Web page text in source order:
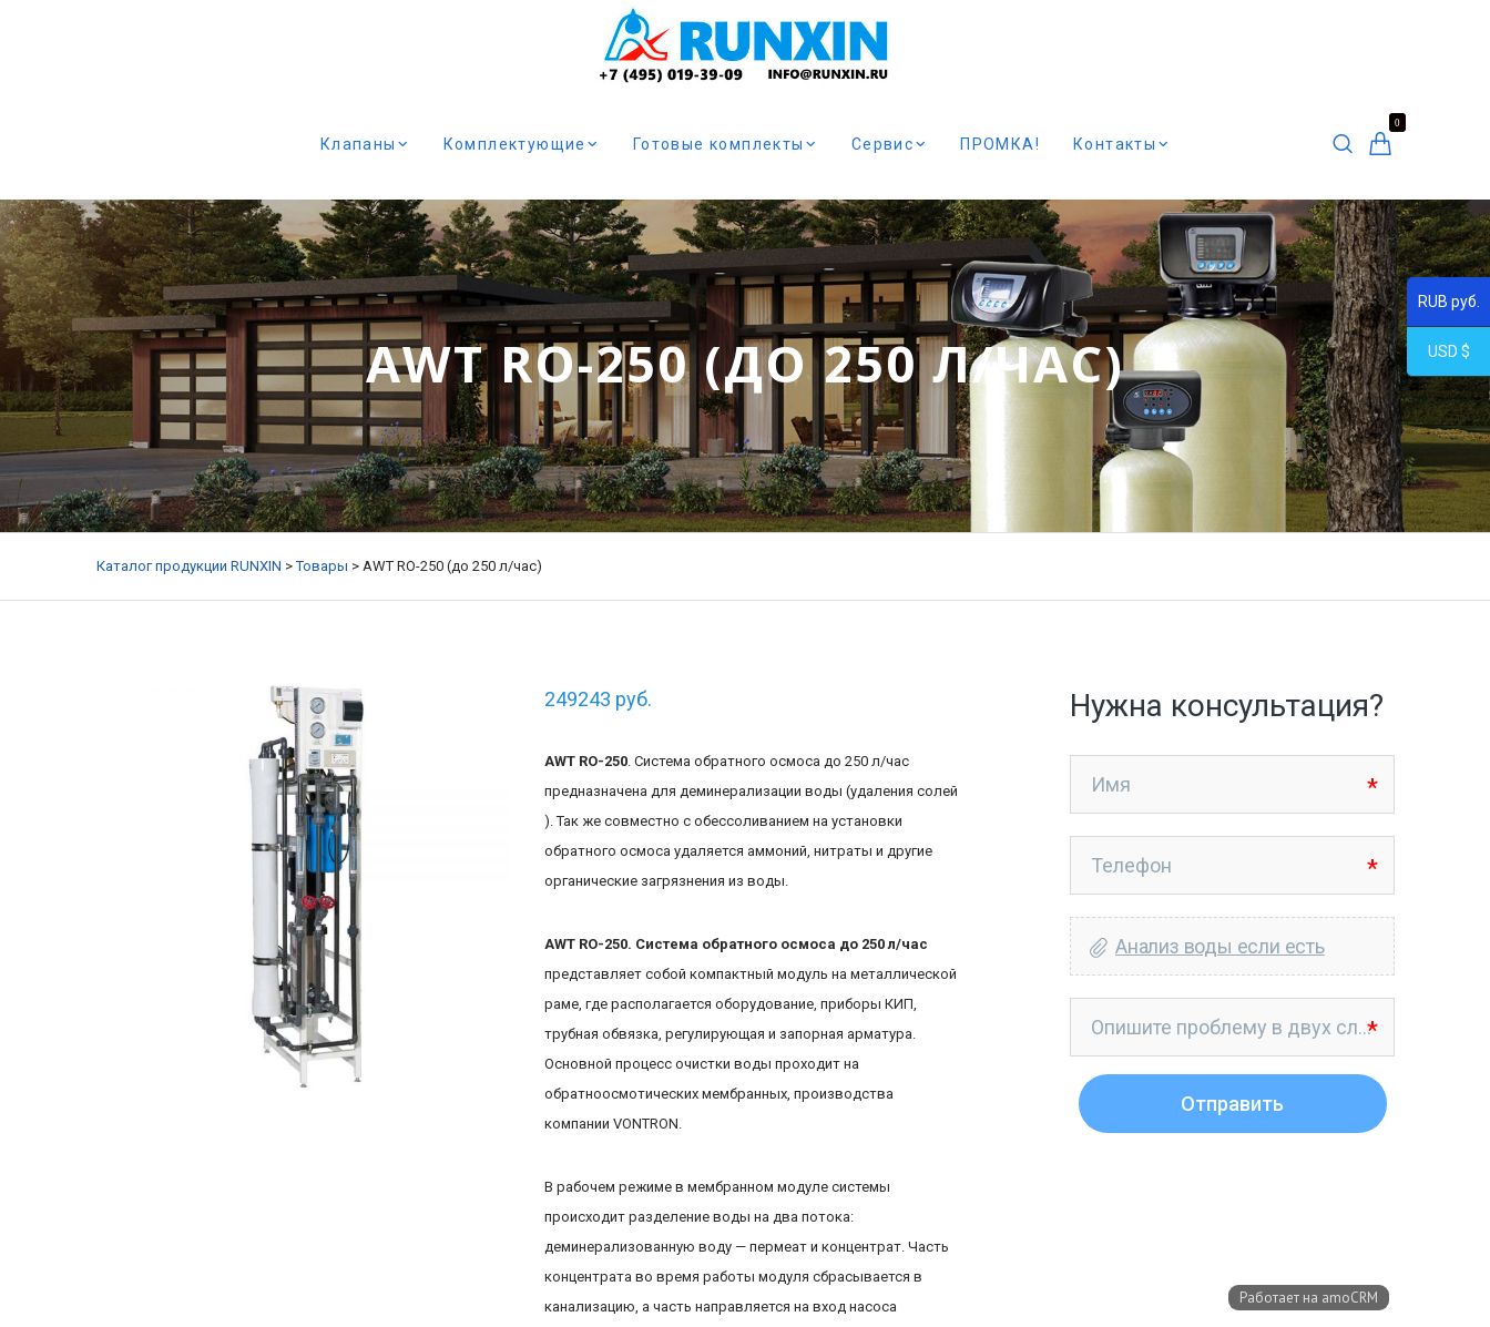
0
Клапаны Комплектующие Готовые комплекты Сервис ПРОМКА! Контакты
AWT RO-250 (ДО 250 Л/ЧАС)
Каталог продукции RUNXIN >Товары > AWT RO-250 (до 250 л/час)
249243 руб.
AWT RO-250. Система обратного осмоса до 250 л/час
предназначена для деминерализации воды (удаления солей
). Так же совместно с обессоливанием на установки
обратного осмоса удаляется аммоний, нитраты и другие
органические загрязнения из воды.
AWT RO-250. Система обратного осмоса до 250 л/час
представляет собой компактный модуль на металлической
раме, где располагается оборудование, приборы КИП,
трубная обвязка, регулирующая и запорная арматура.
Основной процесс очистки воды проходит на
обратноосмотических мембранных, производства
компании VONTRON.
В рабочем режиме в мембранном модуле системы
происходит разделение воды на два потока:
деминерализованную воду — пермеат и концентрат. Часть
концентрата во время работы модуля сбрасывается в
канализацию, а часть направляется на вход насоса
RUB руб.
USD $